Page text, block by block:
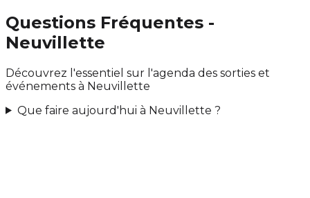
Questions Fréquentes -
Neuvillette
Découvrez l'essentiel sur l'agenda des sorties et
événements à Neuvillette
Que faire aujourd'hui à Neuvillette ?